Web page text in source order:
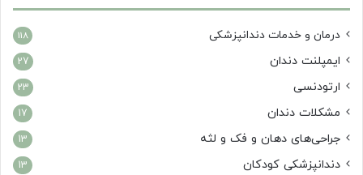
درمان‌ و خدمات دندانپزشکی 118
ایمپلنت دندان 27
ارتودنسی 23
مشکلات دندان 17
جراحی‌های دهان و فک و لثه 13
دندانپزشکی کودکان 13